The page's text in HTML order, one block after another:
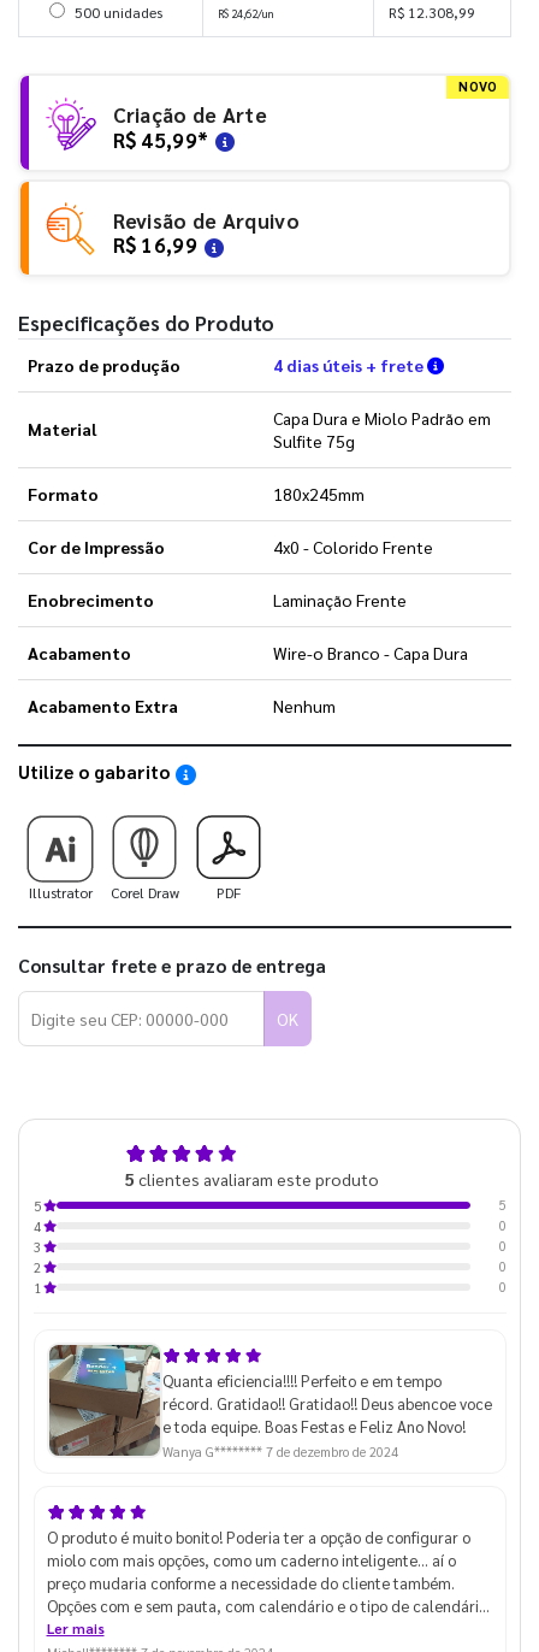
Selecionar 500 unidades
500 unidades R$ 24,62/un R$ 12.308,99
NOVO
Criação de Arte
R$ 45,99*
Revisão de Arquivo
R$ 16,99
Especificações do Produto
Prazo de produção 4 dias úteis + frete Verifique
Material
Capa Dura e Miolo Padrão em
Sulfite 75g
Formato 180x245mm
Cor de Impressão 4x0 - Colorido Frente
Enobrecimento Laminação Frente
Acabamento Wire-o Branco - Capa Dura
Acabamento Extra Nenhum
Utilize o gabarito Saiba como utilizar os nossos gabaritos
Illustrator Corel Draw PDF
Consultar frete e prazo de entrega
OK
5 clientes avaliaram este produto
5
5
4
0
3
0
2
0
1
0
Quanta eficiencia!!!! Perfeito e em tempo
récord. Gratidao!! Gratidao!! Deus abencoe voce
e toda equipe. Boas Festas e Feliz Ano Novo!
Wanya G******** 7 de dezembro de 2024
O produto é muito bonito! Poderia ter a opção de configurar o
miolo com mais opções, como um caderno inteligente... aí o
preço mudaria conforme a necessidade do cliente também.
Opções com e sem pauta, com calendário e o tipo de calendário,
planners etc.
Ler mais